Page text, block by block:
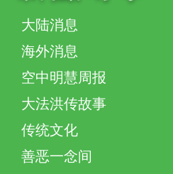
大陆消息
海外消息
空中明慧周报
大法洪传故事
传统文化
善恶一念间